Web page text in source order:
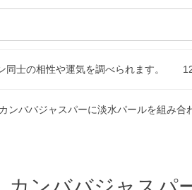
士の相性や運気を調べられます。
カンババジャスパーに淡水パールを組み合